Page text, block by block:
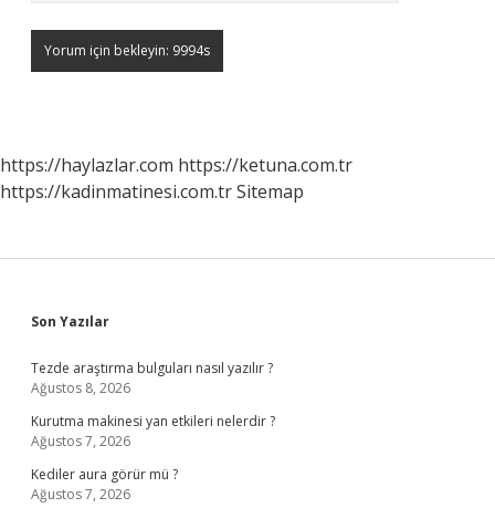
https://haylazlar.com https://ketuna.com.tr
https://kadinmatinesi.com.trSitemap
Sidebar
Son Yazılar
Tezde araştırma bulguları nasıl yazılır ?
Ağustos 8, 2026
Kurutma makinesi yan etkileri nelerdir ?
Ağustos 7, 2026
Kediler aura görür mü ?
Ağustos 7, 2026